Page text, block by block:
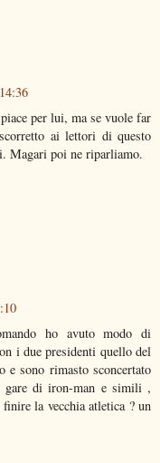
per lui, ma se vuole far
ai lettori di questo
Magari poi ne riparliamo.
ho avuto modo di
i due presidenti quello del
e sono rimasto sconcertato
gare di iron-man e simili ,
la vecchia atletica ? un